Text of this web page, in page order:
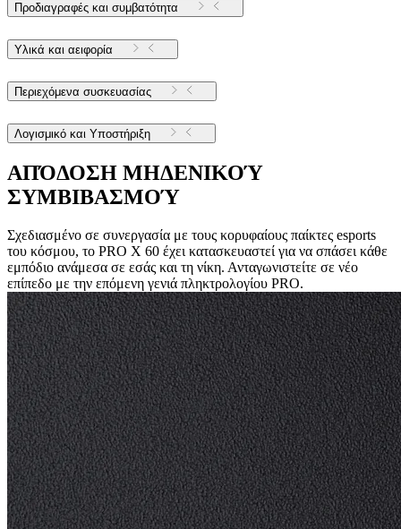
Προδιαγραφές και συμβατότητα
Υλικά και αειφορία
Περιεχόμενα συσκευασίας
Λογισμικό και Υποστήριξη
ΑΠΌΔΟΣΗ ΜΗΔΕΝΙΚΟΎ
ΣΥΜΒΙΒΑΣΜΟΎ
Σχεδιασμένο σε συνεργασία με τους κορυφαίους παίκτες esports
του κόσμου, το PRO X 60 έχει κατασκευαστεί για να σπάσει κάθε
εμπόδιο ανάμεσα σε εσάς και τη νίκη. Ανταγωνιστείτε σε νέο
επίπεδο με την επόμενη γενιά πληκτρολογίου PRO.